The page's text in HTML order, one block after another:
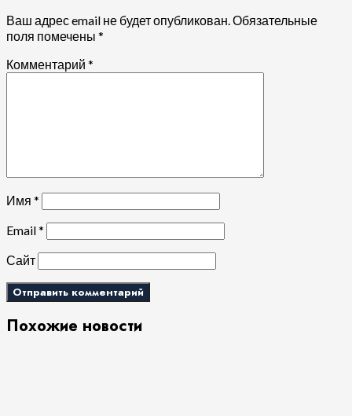
Ваш адрес email не будет опубликован. Обязательные
поля помечены *
Комментарий *
Имя *
Email*
Сайт
Похожие новости